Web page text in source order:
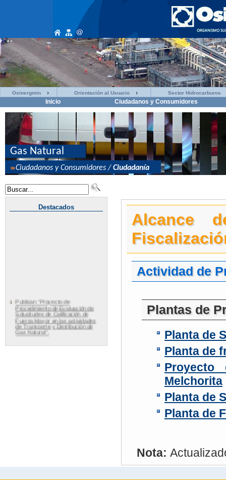
Osinergmin Orientación al Usuario Sector Hidrocarburos
Inicio Ciudadanos y Consumidores